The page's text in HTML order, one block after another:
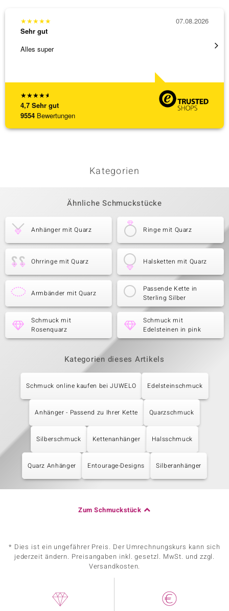
★★★★★
4,7 Sehr gut
9554 Bewertungen
★★★★★
Sehr gut
Alles super
07.08.2026
Eine
Kategorien
Ähnliche Schmuckstücke
Anhänger mit Quarz Ringe mit Quarz
Ohrringe mit Quarz Halsketten mit Quarz
Armbänder mit Quarz
Passende Kette in
Sterling Silber
Schmuck mit
Rosenquarz
Schmuck mit
Edelsteinen in pink
Kategorien dieses Artikels
Schmuck online kaufen bei JUWELO Edelsteinschmuck
Anhänger - Passend zu Ihrer Kette Quarzschmuck
Silberschmuck Kettenanhänger Halsschmuck
Quarz Anhänger Entourage-Designs Silberanhänger
Zum Schmuckstück
* Dies ist ein ungefährer Preis. Der Umrechnungskurs kann sich
jederzeit ändern. Preisangaben inkl. gesetzl. MwSt. und zzgl.
Versandkosten.